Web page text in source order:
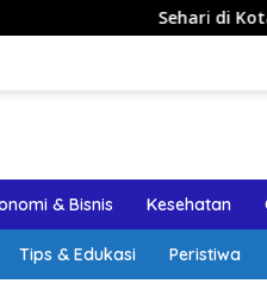
Sehari di Kota Lama
& Bisnis Kesehatan
Tips & Edukasi Peristiwa